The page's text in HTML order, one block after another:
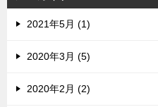
2021年5月 (1)
2020年3月 (5)
2020年2月 (2)